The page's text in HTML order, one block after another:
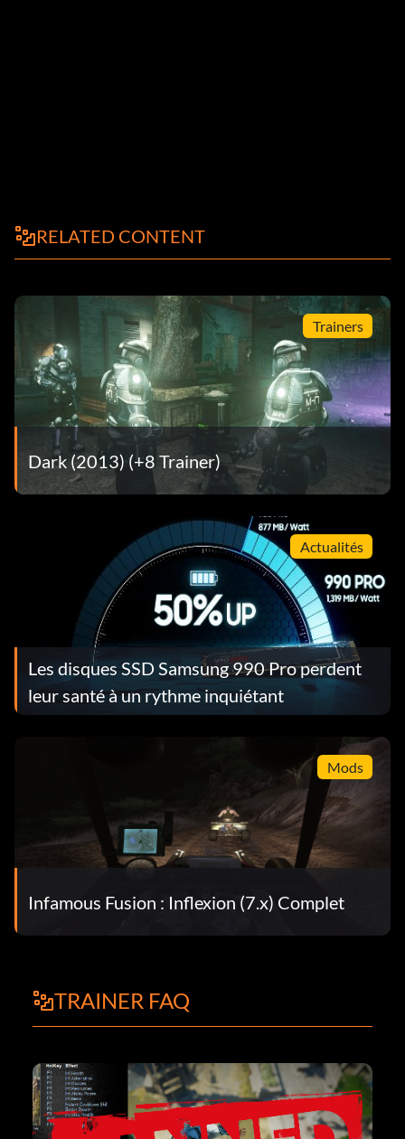
RELATED CONTENT
Trainers
Dark (2013) (+8 Trainer)
Actualités
Les disques SSD Samsung 990 Pro perdent
leur santé à un rythme inquiétant
Mods
Infamous Fusion : Inflexion (7.x) Complet
TRAINER FAQ